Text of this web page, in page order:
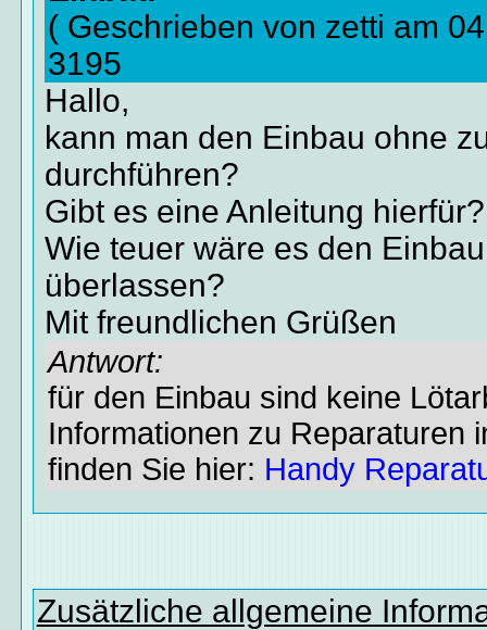
( Geschrieben von zetti am
3195
Hallo,
kann man den Einbau ohne
durchführen?
Gibt es eine Anleitung hierfür?
Wie teuer wäre es den
überlassen?
Mit freundlichen Grüßen
Antwort:
für den Einbau sind keine
Informationen zu Reparaturen
finden Sie hier: Handy
Zusätzliche allgemeine